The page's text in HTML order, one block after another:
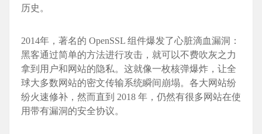
历史。
2014年，著名的 OpenSSL 组件爆发了心脏滴血漏洞：
黑客通过简单的方法进行攻击，就可以不费吹灰之力
拿到用户和网站的隐私。这就像一枚核弹爆炸，让全
球大多数网站的密文传输系统瞬间崩塌。各大网站纷
纷火速修补，然而直到 2018 年，仍然有很多网站在使
用带有漏洞的安全协议。